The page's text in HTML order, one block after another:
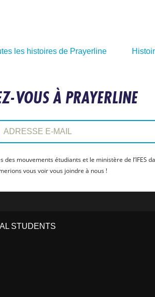
les histoires de Prayerline
VOUS À PRAYERLINE
e-mail:
des mouvements étudiants et le ministère de l’IFES
vous voir vous joindre à nous !
STUDENTS